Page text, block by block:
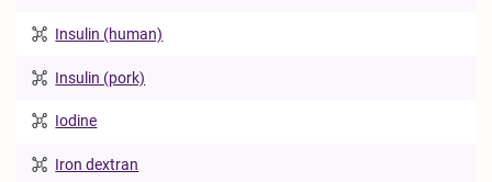
Insulin (human)
Insulin (pork)
Iodine
Iron dextran